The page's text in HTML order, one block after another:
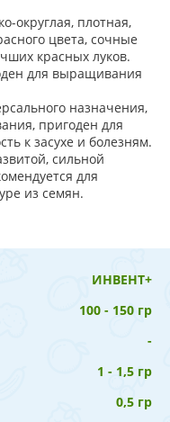
округлая, плотная,
цвета, сочные
красных луков.
для выращивания
назначения,
пригоден для
к засухе и болезням.
сильной
для
из семян.
ИНВЕНТ+
100 - 150 гр
-
1 - 1,5 гр
0,5 гр